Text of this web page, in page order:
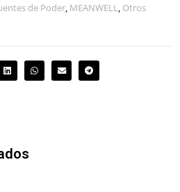
de Poder, MEANWELL, Otros